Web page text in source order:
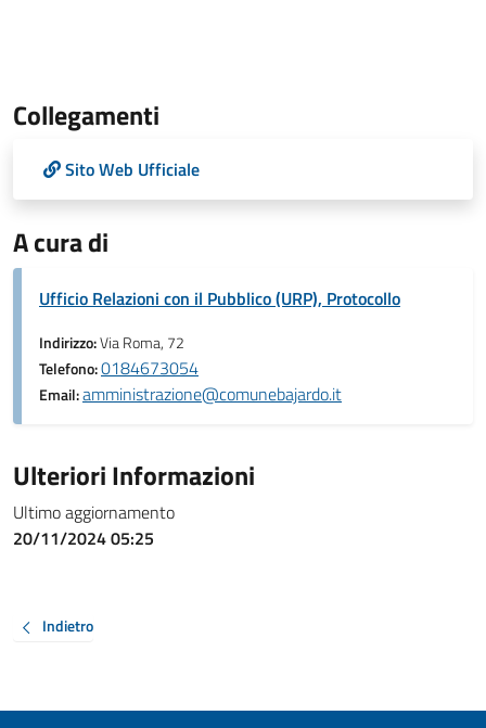
Collegamenti
Sito Web Ufficiale
A cura di
Ufficio Relazioni con il Pubblico (URP), Protocollo
Indirizzo:Via Roma, 72
Telefono:0184673054
Email:amministrazione@comunebajardo.it
Ulteriori Informazioni
Ultimo aggiornamento
20/11/2024 05:25
Indietro